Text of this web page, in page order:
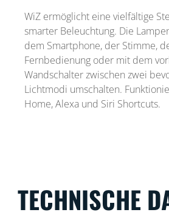
WiZ ermöglicht eine vielfältige
smarter Beleuchtung. Die
dem Smartphone, der Stimme,
Fernbedienung oder mit dem
Wandschalter zwischen zwei
Lichtmodi umschalten.
Home, Alexa und Siri Shortcuts.
TECHNISCHE